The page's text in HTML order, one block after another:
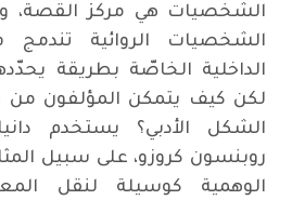
الشخصيات هي مركز
الشخصيات الروائية تندمج
الداخلية الخاصّة بطريقة
لكن كيف يتمكن المؤلفون من
الشكل الأدبي؟ يستخدم
روبنسون كروزو، على سبيل
الوهمية كوسيلة لنقل